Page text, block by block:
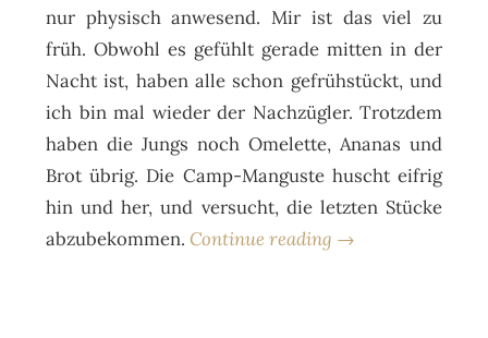
nur physisch anwesend. Mir ist das viel zu
früh. Obwohl es gefühlt gerade mitten in der
Nacht ist, haben alle schon gefrühstückt, und
ich bin mal wieder der Nachzügler. Trotzdem
haben die Jungs noch Omelette, Ananas und
Brot übrig. Die Camp-Manguste huscht eifrig
hin und her, und versucht, die letzten Stücke
abzubekommen. Continue reading →